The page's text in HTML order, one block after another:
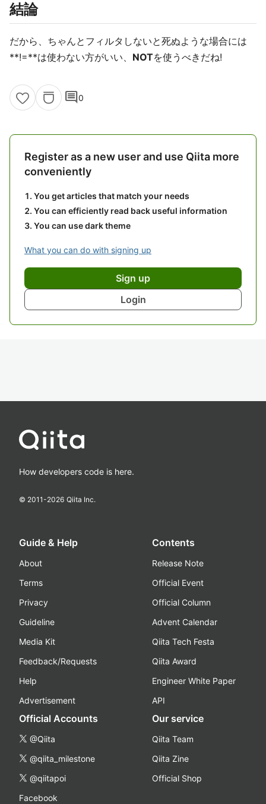
結論
だから、ちゃんとフィルタしないと死ぬような場合には
**!=**は使わない方がいい、 NOTを使うべきだね!
comment0
Register as a new user and use Qiita more
conveniently
You get articles that match your needs
You can efficiently read back useful information
You can use dark theme
What you can do with signing up
Sign up
Login
How developers code is here.
© 2011-2026 Qiita Inc.
Guide & Help
About
Terms
Privacy
Guideline
Media Kit
Feedback/Requests
Help
Advertisement
Contents
Release Note
Official Event
Official Column
Advent Calendar
Qiita Tech Festa
Qiita Award
Engineer White Paper
API
Official Accounts
@Qiita
@qiita_milestone
@qiitapoi
Facebook
Our service
Qiita Team
Qiita Zine
Official Shop